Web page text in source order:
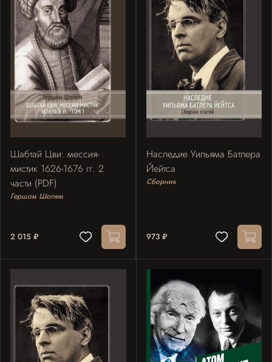
Шабтай Цви: мессия-
мистик 1626-1676 гг. 2
части (PDF)
Гершом Шолем
2 015 ₽
Наследие Уильяма Батлера
Йейтса
Сборник
973 ₽